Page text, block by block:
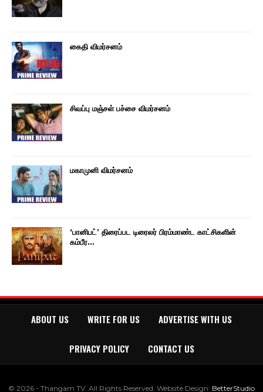
கைதி விமர்சனம்
சிவப்பு மஞ்சள் பச்சை விமர்சனம்
மகாமுனி விமர்சனம்
‘பானிபட்’ திரைப்பட டிரைலர் பிரம்மாண்ட காட்சிகளின்
கம்பீர…
ABOUT US WRITE FOR US ADVERTISE WITH US
PRIVACY POLICY CONTACT US
© 2026 - Thangam TV. All Rights Reserved. Website Design: BetterStudio